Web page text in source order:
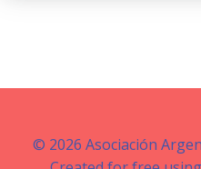
© 2026 Asociación